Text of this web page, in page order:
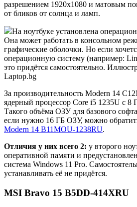
разрешением 1920х1080 и матовым
от бликов от солнца и ламп.
На ноутбуке установлена
Она может работать в консольном
графические оболочки. Но если
операционную систему (например:
это придётся самостоятельно.
Laptop.bg
За производительность Modern 14
ядерный процессор Core i5 1235U с 8
Такого объёма ОЗУ для базового
если нужно 16 ГБ ОЗУ, можно
Modern 14 B11MOU-1238RU.
Отличия у них всего 2: у второго
оперативной памяти и
система Windows 11 Pro.
устанавливать её не придётся.
MSI Bravo 15 B5DD-414XRU